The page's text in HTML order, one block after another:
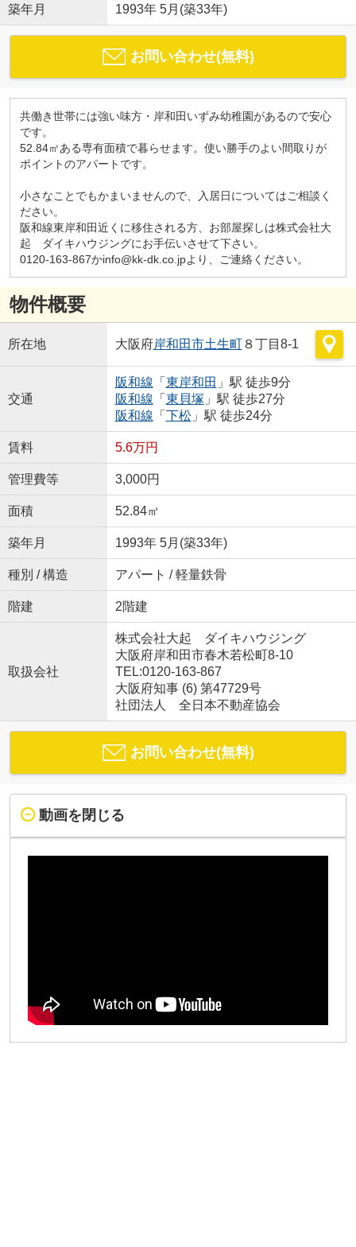
築年月 1993年 5月(築33年)
お問い合わせ(無料)
共働き世帯には強い味方・岸和田いずみ幼稚園があるので安心
です。
52.84㎡ある専有面積で暮らせます。使い勝手のよい間取りが
ポイントのアパートです。
小さなことでもかまいませんので、入居日についてはご相談く
ださい。
阪和線東岸和田近くに移住される方、お部屋探しは株式会社大
起 ダイキハウジングにお手伝いさせて下さい。
0120-163-867かinfo@kk-dk.co.jpより、ご連絡ください。
物件概要
所在地 大阪府岸和田市土生町８丁目8-1
交通
阪和線 「 東岸和田 」駅 徒歩9分
阪和線 「 東貝塚 」駅 徒歩27分
阪和線 「 下松」駅 徒歩24分
賃料 5.6万円
管理費等 3,000円
面積 52.84㎡
築年月 1993年 5月(築33年)
種別 / 構造 アパート / 軽量鉄骨
階建 2階建
取扱会社
株式会社大起 ダイキハウジング
大阪府岸和田市春木若松町8-10
TEL:0120-163-867
大阪府知事 (6) 第47729号
社団法人 全日本不動産協会
お問い合わせ(無料)
動画を閉じる